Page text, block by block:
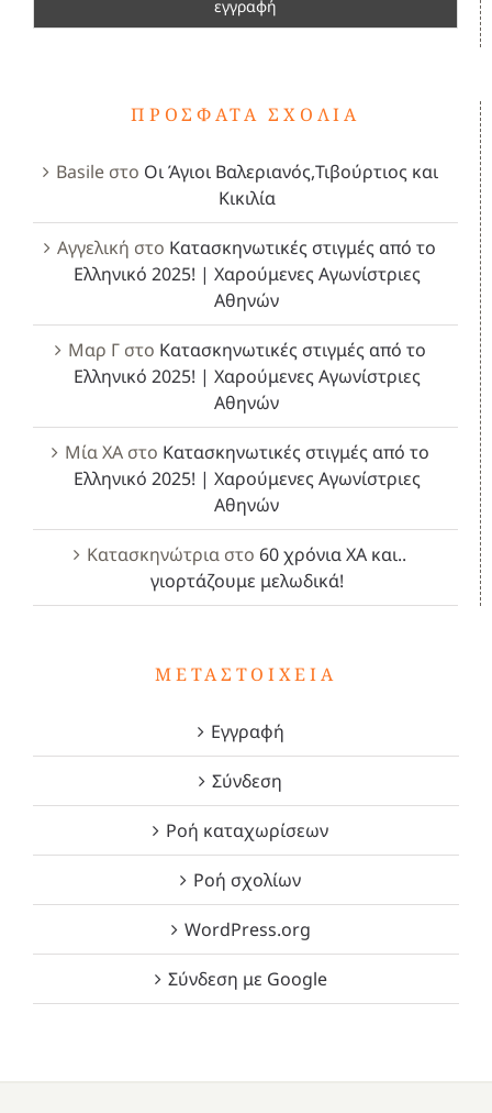
ΠΡΌΣΦΑΤΑ ΣΧΌΛΙΑ
Basileστο Οι Άγιοι Βαλεριανός,Τιβούρτιος και
Κικιλία
Αγγελική στο Κατασκηνωτικές στιγμές από το
Ελληνικό 2025! | Χαρούμενες Αγωνίστριες
Αθηνών
Μαρ Γστο Κατασκηνωτικές στιγμές από το
Ελληνικό 2025! | Χαρούμενες Αγωνίστριες
Αθηνών
Μία ΧΑστο Κατασκηνωτικές στιγμές από το
Ελληνικό 2025! | Χαρούμενες Αγωνίστριες
Αθηνών
Κατασκηνώτρια στο 60 χρόνια ΧΑ και..
γιορτάζουμε μελωδικά!
ΜΕΤΑΣΤΟΙΧΕΊΑ
Εγγραφή
Σύνδεση
Ροή καταχωρίσεων
Ροή σχολίων
WordPress.org
Σύνδεση με Google